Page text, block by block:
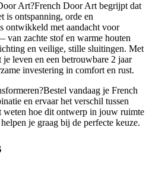
Art?French Door Art begrijpt dat
is ontspanning, orde en
ontwikkeld met aandacht voor
van zachte stof en warme houten
en veilige, stille sluitingen. Met
leven en een betrouwbare 2 jaar
investering in comfort en rust.
vandaag je French
en ervaar het verschil tussen
weten hoe dit ontwerp in jouw ruimte
je graag bij de perfecte keuze.